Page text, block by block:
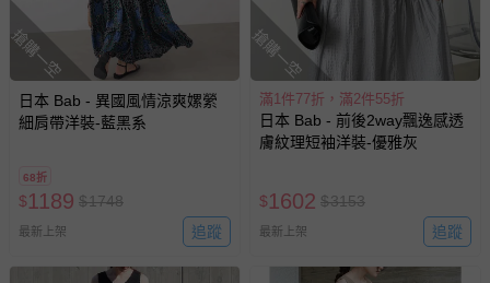
搶購一空
日本 Bab - 異國風情涼爽嫘縈
細肩帶洋裝-藍黑系
68折
$1189 $1748
最新上架 追蹤
搶購一空
滿1件77折，滿2件55折
日本 Bab - 前後2way飄逸感透
膚紋理短袖洋裝-優雅灰
$1602 $3153
最新上架 追蹤